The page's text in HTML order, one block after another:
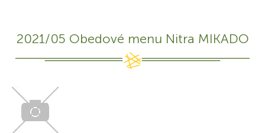
2021/05 Obedové menu Nitra MIKADO